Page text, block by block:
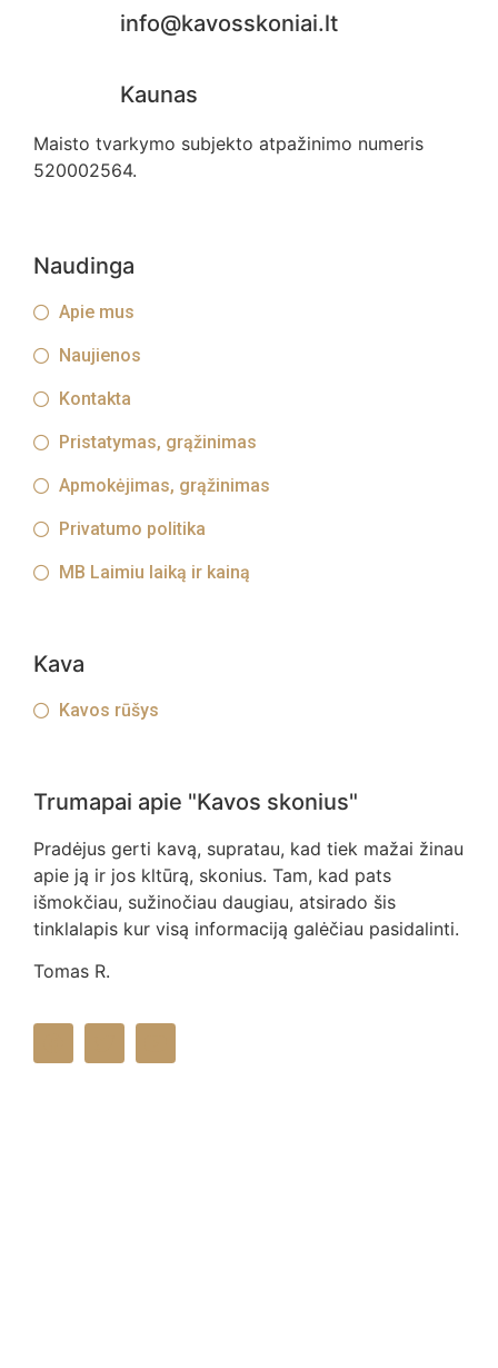
info@kavosskoniai.lt
Kaunas
Maisto tvarkymo subjekto atpažinimo numeris
520002564.
Naudinga
Apie mus
Naujienos
Kontakta
Pristatymas, grąžinimas
Apmokėjimas, grąžinimas
Privatumo politika
MB Laimiu laiką ir kainą
Kava
Kavos rūšys
Trumapai apie "Kavos skonius"
Pradėjus gerti kavą, supratau, kad tiek mažai žinau
apie ją ir jos kltūrą, skonius. Tam, kad pats
išmokčiau, sužinočiau daugiau, atsirado šis
tinklalapis kur visą informaciją galėčiau pasidalinti.
Tomas R.